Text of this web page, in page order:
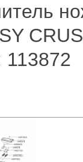
113872